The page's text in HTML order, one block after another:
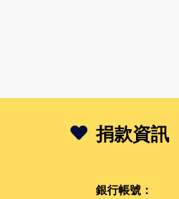
捐款資訊
銀行帳號：